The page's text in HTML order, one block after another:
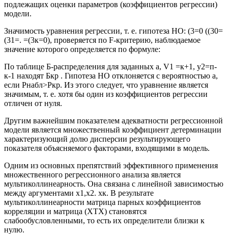
подлежащих оценки параметров (коэффициентов регрессии)
модели.
Значимость уравнения регрессии, т. е. гипотеза НО: (3=0 ((30=
(31=. =(3к=0), проверяется по F-критерию, наблюдаемое
значение которого определяется по формуле:
По таблице Б-распределения для заданных а, V1 =к+1, у2=п-
к-1 находят Бкр . Гипотеза НО отклоняется с вероятностью а,
если Рнабл>Ркр. Из этого следует, что уравнение является
значимым, т. е. хотя бы один из коэффициентов регрессии
отличен от нуля.
Другим важнейшим показателем адекватности регрессионной
модели является множественный коэффициент детерминации
характеризующий долю дисперсии результирующего
показателя объясняемого факторами, входящими в модель.
Одним из основных препятствий эффективного применения
множественного регрессионного анализа является
мультиколлинеарность. Она связана с линейной зависимостью
между аргументами х1,х2. хк. В результате
мультиколлинеарности матрица парных коэффициентов
корреляции и матрица (ХТХ) становятся
слабообусловленными, то есть их определители близки к
нулю.